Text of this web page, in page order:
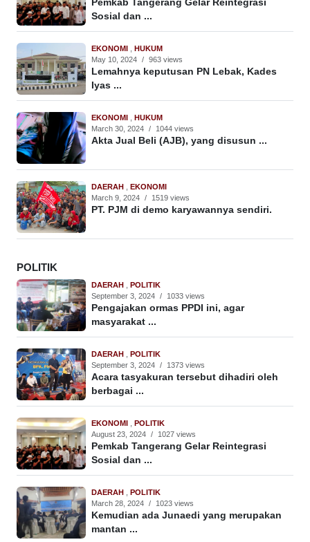
Pemkab Tangerang Gelar Reintegrasi
Sosial dan ...
EKONOMI , HUKUM
May 10, 2024 / 963 views
Lemahnya keputusan PN Lebak, Kades
Iyas ...
EKONOMI , HUKUM
March 30, 2024 / 1044 views
Akta Jual Beli (AJB), yang disusun ...
DAERAH , EKONOMI
March 9, 2024 / 1519 views
PT. PJM di demo karyawannya sendiri.
POLITIK
DAERAH , POLITIK
September 3, 2024 / 1033 views
Pengajakan ormas PPDI ini, agar
masyarakat ...
DAERAH , POLITIK
September 3, 2024 / 1373 views
Acara tasyakuran tersebut dihadiri oleh
berbagai ...
EKONOMI , POLITIK
August 23, 2024 / 1027 views
Pemkab Tangerang Gelar Reintegrasi
Sosial dan ...
DAERAH , POLITIK
March 28, 2024 / 1023 views
Kemudian ada Junaedi yang merupakan
mantan ...